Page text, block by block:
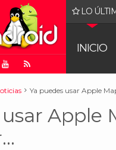
LO
a la venta
INICIO
Ya puedes usar Apple
Apple